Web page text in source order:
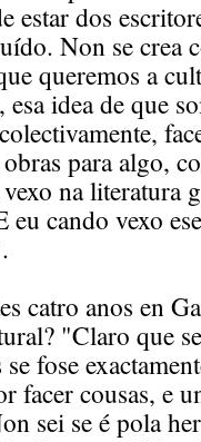
estar dos
Non se crea
queremos a
idea de que
para algo,
na literatura
eu cando vexo
catro anos en
"Claro que
fose
facer cousas, e
sei se é pola